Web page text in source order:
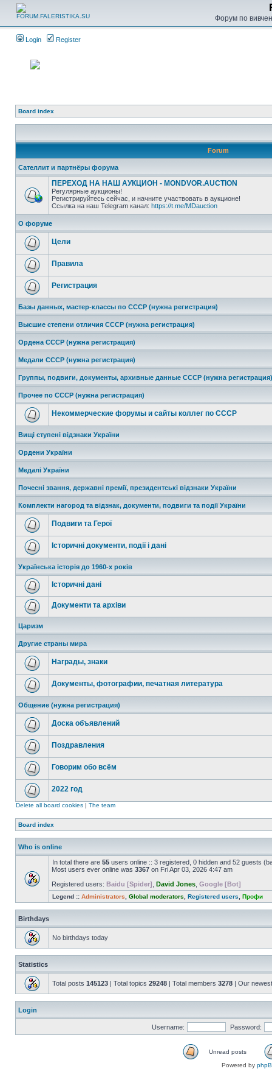
Форум по
Login Register
Board index
Forum
Сателлит и партнёры форума
ПЕРЕХОД НА НАШ АУКЦИОН - MONDVOR.AUCTION
Регулярные аукционы!
Регистрируйтесь сейчас, и начните участвовать в аукционе!
Ссылка на наш Telegram канал: https://t.me/MDauction
О форуме
Цели
Правила
Регистрация
Базы данных, мастер-классы по СССР (нужна регистрация)
Высшие степени отличия СССР (нужна регистрация)
Ордена СССР (нужна регистрация)
Медали СССР (нужна регистрация)
Группы, подвиги, документы, архивные данные СССР (нужна регистрация)
Прочее по СССР (нужна регистрация)
Некоммерческие форумы и сайты коллег по СССР
Вищі ступені відзнаки України
Ордени України
Медалі України
Почесні звання, державні премії, президентські відзнаки України
Комплекти нагород та відзнак, документи, подвиги та події України
Подвиги та Герої
Історичні документи, події і дані
Українська історія до 1960-х років
Історичні дані
Документи та архіви
Царизм
Другие страны мира
Награды, знаки
Документы, фотографии, печатная литература
Общение (нужна регистрация)
Доска объявлений
Поздравления
Говорим обо всём
2022 год
Delete all board cookies | The team
Board index
Who is online
In total there are 55 users online :: 3 registered, 0 hidden and 52 guests
Most users ever online was 3367 on Fri Apr 03, 2026 4:47 am
Registered users: Baidu [Spider] David Jones Google [Bot]
Legend :: Administrators Global moderators Registered users Профи
Birthdays
No birthdays today
Statistics
Total posts 145123 | Total topics 29248 | Total members 3278 | Our
Login
Username: Password:
Unread posts
Powered by